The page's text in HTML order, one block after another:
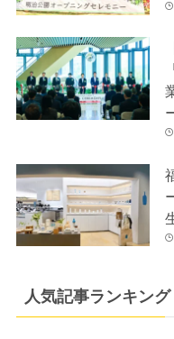
人気記事ランキング